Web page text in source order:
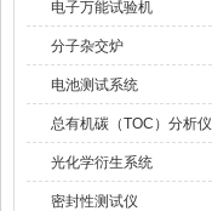
电子万能试验机
分子杂交炉
电池测试系统
总有机碳（TOC）分析仪
光化学衍生系统
密封性测试仪